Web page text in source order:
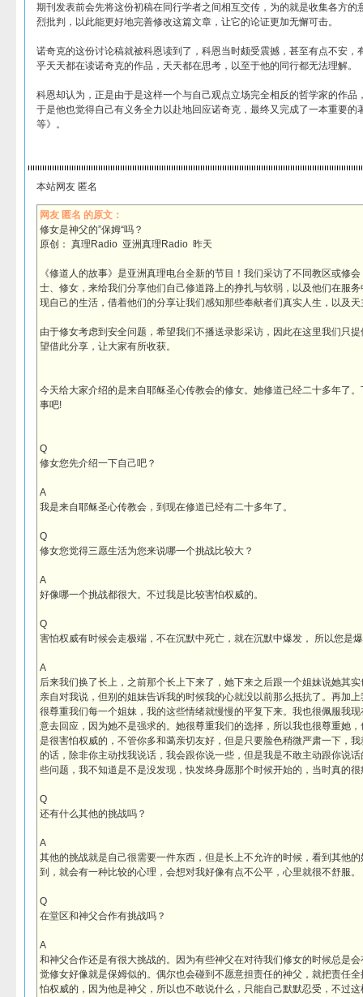
期刊发表前会先将这份初稿在同行学者之间相互交传，为的就是收集各方的
烈批判，以此能更好地完善修改这篇文章，让它的论证更加无懈可击。
诺奇克的这份讨论稿就被科恩读到了，科恩当时颇受震撼，甚至有点不安，
乎天天都在读诺奇克的作品，天天都在思考，以至于他的同行都无法理解。
科恩却认为，正是由于是这样一个与自己观点立场完全相反的哲学家的作品
于是他也觉得自己有义务全力以赴地回应诺奇克，最终又完成了一本重要的
等》。
本站网友 匿名
网友 匿名 的原文：
修女是神父的”保姆“吗？
原创： 真理Radio 亚洲真理Radio 昨天
《修道人的故事》是亚洲真理电台全新的节目！我们采访了不同教区或修
士、修女，来给我们分享他们自己修道路上的挣扎与软弱，以及他们在服
现自己的生活，借着他们的分享让我们感知那些奉献者们真实人生，以及
由于修女考虑到安全问题，希望我们不播送录影采访，因此在这里我们只
望借此分享，让大家有所收获。
今天给大家介绍的是来自耶稣圣心传教会的修女。她修道已经二十多年了
事吧!
Q
修女您先介绍一下自己吧？
A
我是来自耶稣圣心传教会，到现在修道已经有二十多年了。
Q
修女您觉得三愿生活为您来说哪一个挑战比较大？
A
好像哪一个挑战都很大。不过我是比较害怕权威的。
Q
害怕权威有时候会走极端，不在沉默中死亡，就在沉默中爆发， 所以您是
A
后来我们换了长上，之前那个长上下来了，她下来之后跟一个姐妹说她其
亲自对我说，但别的姐妹告诉我的时候我的心就没以前那么抵抗了。再加
很尊重我们每一个姐妹，我的这些情绪就慢慢的平复下来。我也很佩服我
意去回应，因为她不是强求的。她很尊重我们的选择，所以我也很尊重她
是很害怕权威的，不管你多和蔼亲切友好，但是只要脸色稍微严肃一下，
的话，除非你主动找我说话，我会跟你说一些，但是我是不敢主动跟你说
些问题，我不知道是不是没发现，快发终身愿那个时候开始的，当时真的很
Q
还有什么其他的挑战吗？
A
其他的挑战就是自己很需要一件东西，但是长上不允许的时候，看到其他
到，就会有一种比较的心理，会想对我好像有点不公平，心里就很不舒服。
Q
在堂区和神父合作有挑战吗？
A
和神父合作还是有很大挑战的。因为有些神父在对待我们修女的时候总是
觉修女好像就是保姆似的。偶尔也会碰到不愿意担责任的神父，就把责任
怕权威的，因为他是神父，所以也不敢说什么，只能自己默默忍受，不过